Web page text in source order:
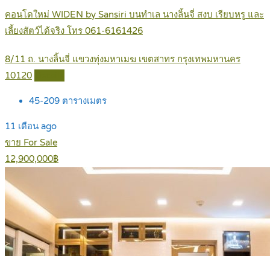
คอนโดใหม่ WIDEN by Sansiri บนทำเล นางลิ้นจี่ สงบ เรียบหรู และ
เลี้ยงสัตว์ได้จริง โทร 061-6161426
8/11 ถ. นางลิ้นจี่ แขวงทุ่งมหาเมฆ เขตสาทร กรุงเทพมหานคร
10120
45-209 ตารางเมตร
11 เดือน ago
ขาย For Sale
12,900,000฿